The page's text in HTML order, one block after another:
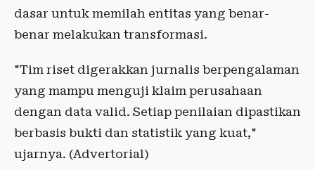
dasar untuk memilah entitas yang benar-
benar melakukan transformasi.
"Tim riset digerakkan jurnalis berpengalaman
yang mampu menguji klaim perusahaan
dengan data valid. Setiap penilaian dipastikan
berbasis bukti dan statistik yang kuat,"
ujarnya. (Advertorial)